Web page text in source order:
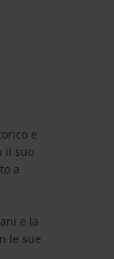
e
il suo
a
e la
le sue